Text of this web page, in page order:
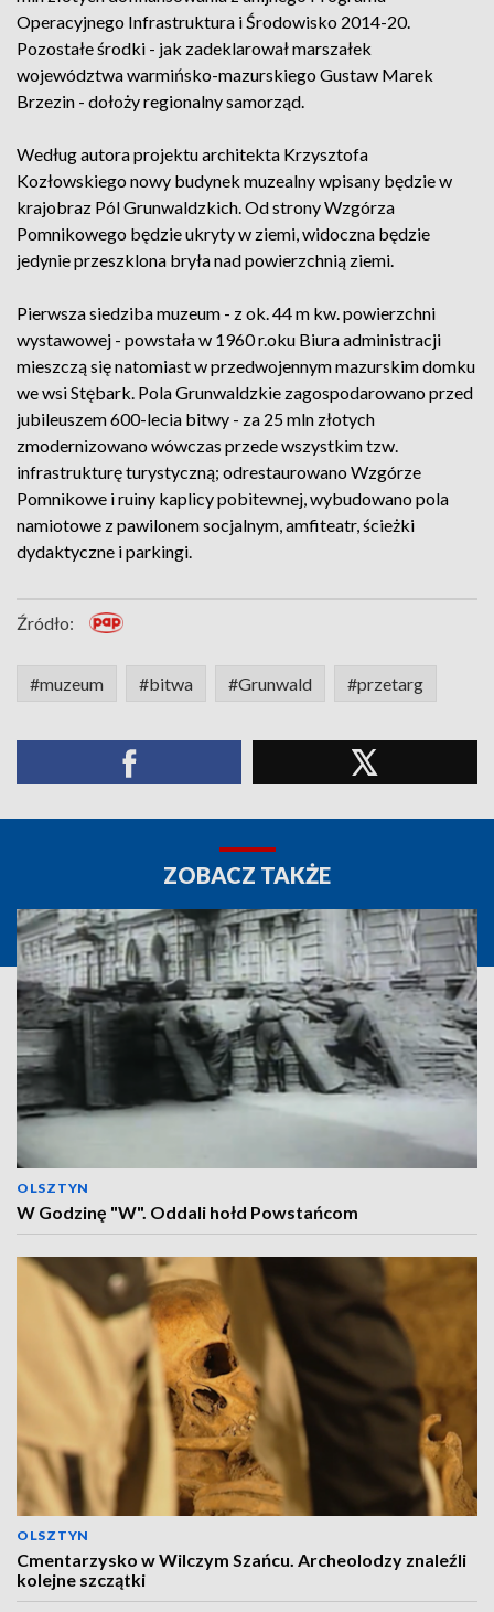
Operacyjnego Infrastruktura i Środowisko 2014-20.
Pozostałe środki - jak zadeklarował marszałek
województwa warmińsko-mazurskiego Gustaw Marek
Brzezin - dołoży regionalny samorząd.
Według autora projektu architekta Krzysztofa
Kozłowskiego nowy budynek muzealny wpisany będzie w
krajobraz Pól Grunwaldzkich. Od strony Wzgórza
Pomnikowego będzie ukryty w ziemi, widoczna będzie
jedynie przeszklona bryła nad powierzchnią ziemi.
Pierwsza siedziba muzeum - z ok. 44 m kw. powierzchni
wystawowej - powstała w 1960 r.oku Biura administracji
mieszczą się natomiast w przedwojennym mazurskim domku
we wsi Stębark. Pola Grunwaldzkie zagospodarowano przed
jubileuszem 600-lecia bitwy - za 25 mln złotych
zmodernizowano wówczas przede wszystkim tzw.
infrastrukturę turystyczną; odrestaurowano Wzgórze
Pomnikowe i ruiny kaplicy pobitewnej, wybudowano pola
namiotowe z pawilonem socjalnym, amfiteatr, ścieżki
dydaktyczne i parkingi.
Źródło:
#muzeum #bitwa #Grunwald #przetarg
ZOBACZ TAKŻE
OLSZTYN
W Godzinę "W". Oddali hołd Powstańcom
OLSZTYN
Cmentarzysko w Wilczym Szańcu. Archeolodzy znaleźli
kolejne szczątki